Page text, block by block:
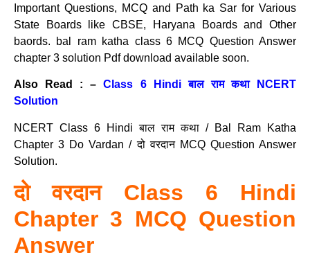
Important Questions, MCQ and Path ka Sar for Various
State Boards like CBSE, Haryana Boards and Other
baords. bal ram katha class 6 MCQ Question Answer
chapter 3 solution Pdf download available soon.
Also Read : –Class 6 Hindi बाल राम कथा NCERT
Solution
NCERT Class 6 Hindi बाल राम कथा / Bal Ram Katha
Chapter 3 Do Vardan / दो वरदान MCQ Question Answer
Solution.
दो वरदान Class 6 Hindi
Chapter 3 MCQ Question
Answer